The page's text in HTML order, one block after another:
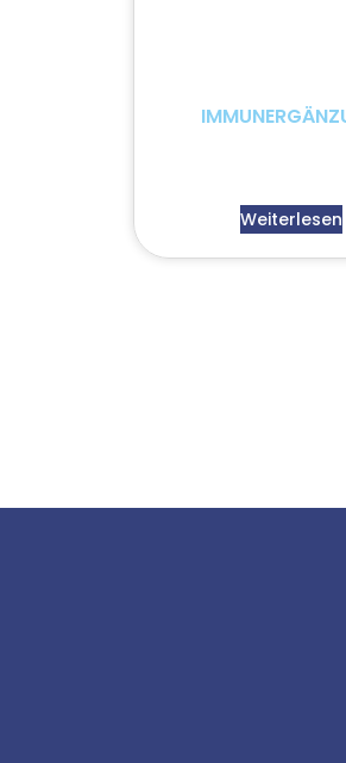
Weiterlesen